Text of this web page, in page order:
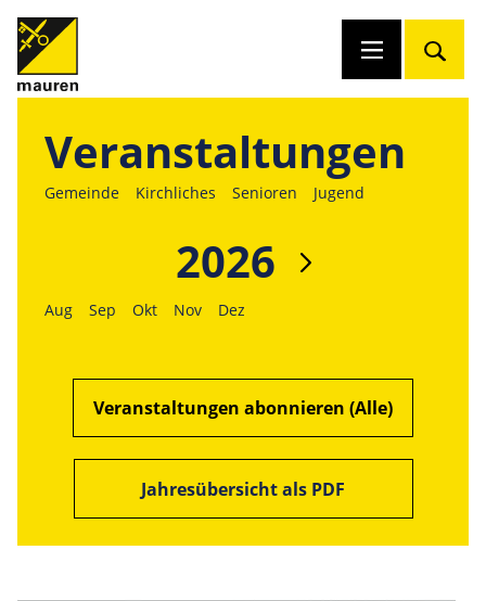
Veranstaltungen
Gemeinde Kirchliches Senioren Jugend
2026
Aug Sep Okt Nov Dez
Veranstaltungen abonnieren (Alle)
Jahresübersicht als PDF